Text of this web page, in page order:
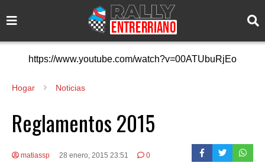
https://www.youtube.com/watch?v=00ATUbuRjEo
Hogar Noticias
Reglamentos 2015
matiassp 28 enero, 2015 23:51 0